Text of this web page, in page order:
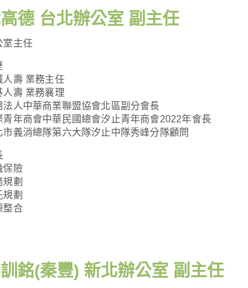
德 台北辦公室 副主任
室主任
人壽 業務主任
人壽 業務襄理
法人中華商業聯盟協會北區副分會長
青年商會中華民國總會汐止青年商會2022年會長
市義消總隊第六大隊汐止中隊秀峰分隊顧問
保險
規劃
規劃
整合
銘(秦豐) 新北辦公室 副主任